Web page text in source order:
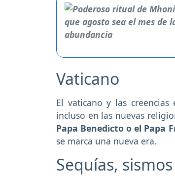
Vaticano
El vaticano y las
incluso en las nuevas
Papa Benedicto o el Papa
se marca una nueva era.
Sequías,